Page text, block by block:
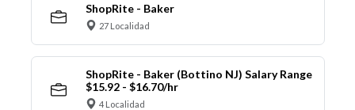
ShopRite - Baker
27 Localidad
ShopRite - Baker (Bottino NJ) Salary Range
$15.92 - $16.70/hr
4 Localidad